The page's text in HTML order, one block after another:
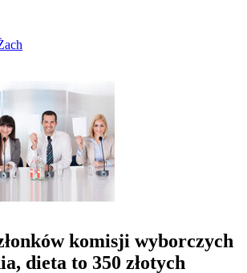
komisji wyborczych
dieta to 350 złotych